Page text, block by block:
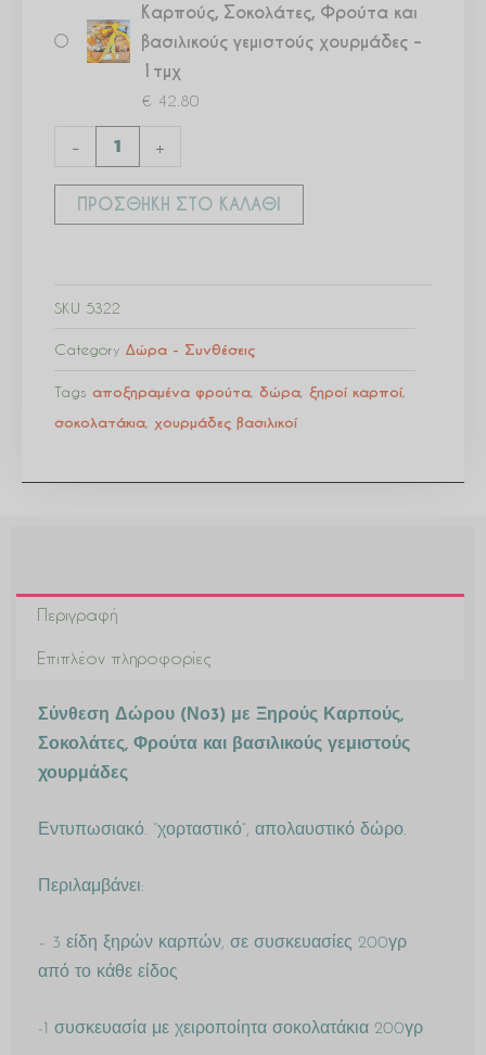
Καρπούς, Σοκολάτες, Φρούτα και
βασιλικούς γεμιστούς χουρμάδες –
1τμχ
€ 42.80
-
Ξηρούς
Καρπούς,
Φρούτα
και
βασιλικούς
γεμιστούς
+
ΠΡΟΣΘΉΚΗ ΣΤΟ ΚΑΛΆΘΙ
SKU 5322
Category Δώρα - Συνθέσεις
Tags αποξηραμένα φρούτα, δώρα, ξηροί καρποί,
σοκολατάκια, χουρμάδες βασιλικοί
Περιγραφή
Επιπλέον πληροφορίες
Σύνθεση Δώρου (Νο3) με Ξηρούς Καρπούς,
Σοκολάτες, Φρούτα και βασιλικούς γεμιστούς
χουρμάδες
Εντυπωσιακό. “χορταστικό”, απολαυστικό δώρο.
Περιλαμβάνει:
– 3 είδη ξηρών καρπών, σε συσκευασίες 200γρ
από το κάθε είδος
-1 συσκευασία με χειροποίητα σοκολατάκια 200γρ